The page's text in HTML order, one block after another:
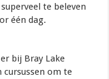
te beleven
één dag.
bij Bray Lake
cursussen om te